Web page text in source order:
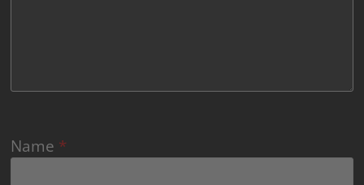
Name *